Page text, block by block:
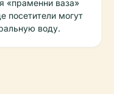
«праменни ваза»
посетители могут
воду.